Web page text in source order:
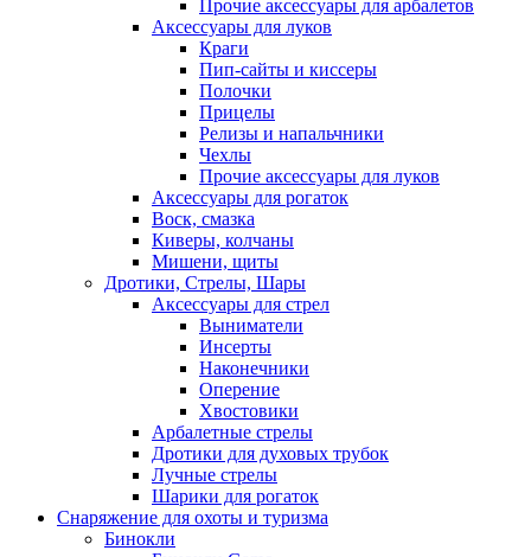
Прочие аксессуары для арбалетов
Аксессуары для луков
Краги
Пип-сайты и киссеры
Полочки
Прицелы
Релизы и напальчники
Чехлы
Прочие аксессуары для луков
Аксессуары для рогаток
Воск, смазка
Киверы, колчаны
Мишени, щиты
Дротики, Стрелы, Шары
Аксессуары для стрел
Выниматели
Инсерты
Наконечники
Оперение
Хвостовики
Арбалетные стрелы
Дротики для духовых трубок
Лучные стрелы
Шарики для рогаток
Снаряжение для охоты и туризма
Бинокли